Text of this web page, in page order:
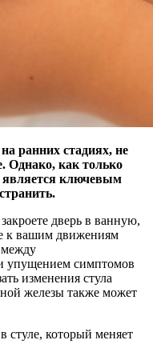
ранних стадиях, не
Однако, как только
является ключевым
дверь в ванную,
к вашим движениям
между
упущением симптомов
изменения стула
железы также может
стуле, который меняет